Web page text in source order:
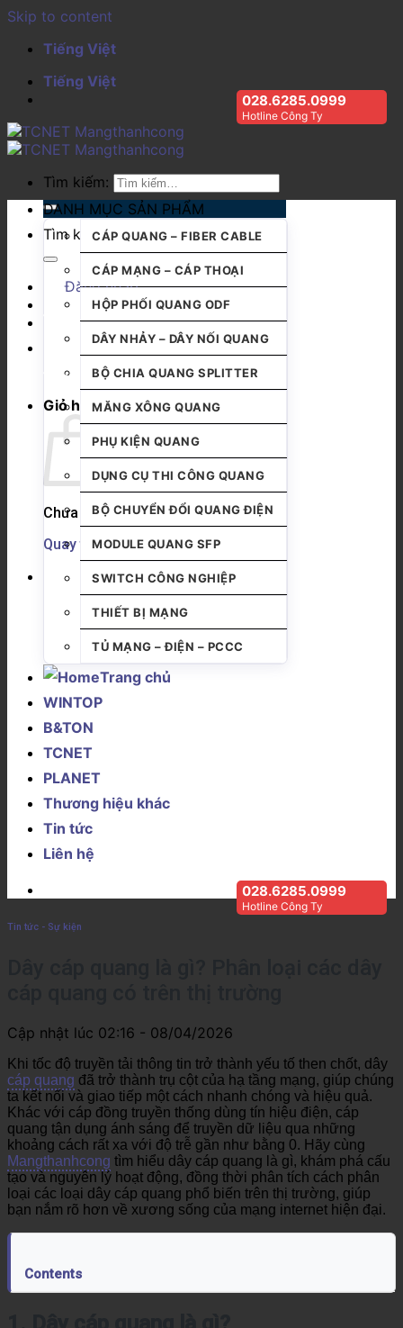
Skip to content
Tiếng Việt
Tiếng Việt
028.6285.0999
Hotline Công Ty
Tìm kiếm:
Tìm kiếm:
Đăng nhập
Giỏ hàng
Chưa có sản phẩm trong giỏ hàng.
Quay trở lại cửa hàng
DANH MỤC SẢN PHẨM
CÁP QUANG – FIBER CABLE
CÁP MẠNG – CÁP THOẠI
HỘP PHỐI QUANG ODF
DÂY NHẢY – DÂY NỐI QUANG
BỘ CHIA QUANG SPLITTER
MĂNG XÔNG QUANG
PHỤ KIỆN QUANG
DỤNG CỤ THI CÔNG QUANG
BỘ CHUYỂN ĐỔI QUANG ĐIỆN
MODULE QUANG SFP
SWITCH CÔNG NGHIỆP
THIẾT BỊ MẠNG
TỦ MẠNG – ĐIỆN – PCCC
Trang chủ
WINTOP
B&TON
TCNET
PLANET
Thương hiệu khác
Tin tức
Liên hệ
028.6285.0999
Hotline Công Ty
Tin tức - Sự kiện
Cập nhật lúc 02:16 - 08/04/2026
Khi tốc độ truyền tải thông tin trở thành yếu tố then chốt, dây
cáp quang đã trở thành trụ cột của hạ tầng mạng, giúp chúng
ta kết nối và giao tiếp một cách nhanh chóng và hiệu quả.
Khác với cáp đồng truyền thống dùng tín hiệu điện, cáp
quang tận dụng ánh sáng để truyền dữ liệu qua những
khoảng cách rất xa với độ trễ gần như bằng 0. Hãy cùng
Mangthanhcong tìm hiểu dây cáp quang là gì, khám phá cấu
tạo và nguyên lý hoạt động, đồng thời phân tích cách phân
loại các loại dây cáp quang phổ biến trên thị trường, giúp
bạn nắm rõ hơn về xương sống của mạng internet hiện đại.
Contents